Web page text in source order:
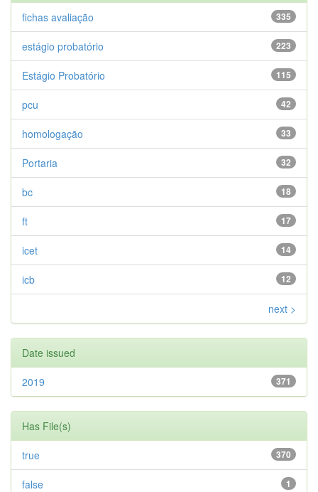
335
fichas avaliação
223
estágio probatório
115
Estágio Probatório
42
pcu
33
homologação
32
Portaria
18
bc
17
ft
14
icet
12
icb
next >
Date issued
371
2019
Has File(s)
370
true
1
false